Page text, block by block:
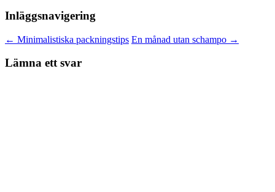
Inläggsnavigering
← Minimalistiska packningstips En månad utan schampo →
Lämna ett svar